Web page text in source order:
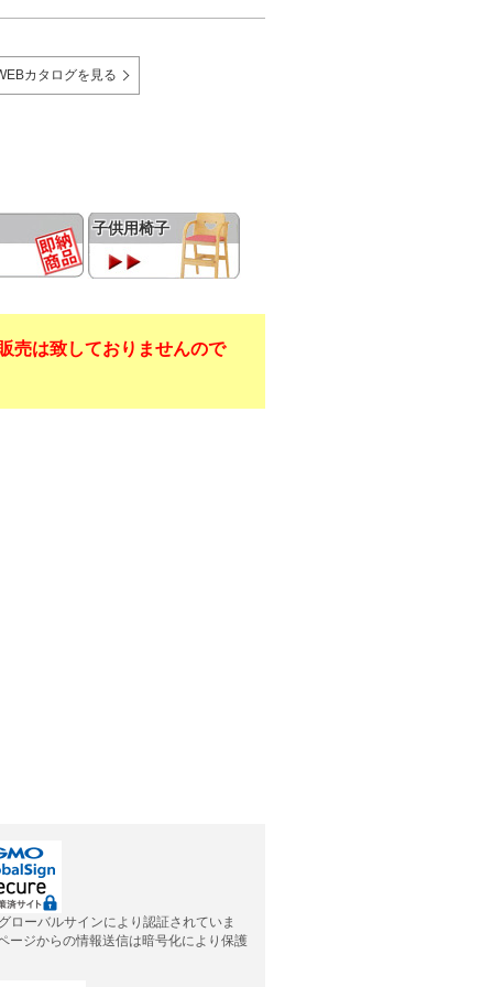
カタログを見る
子供用椅子
売は致しておりませんので
ローバルサインにより認証されていま
ージからの情報送信は暗号化により保護